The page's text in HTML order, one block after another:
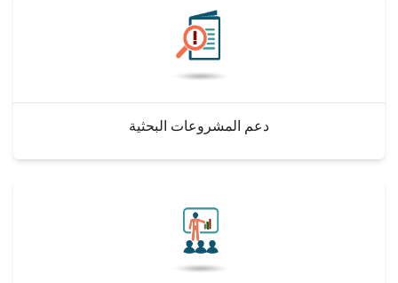
دعم المشروعات البحثية